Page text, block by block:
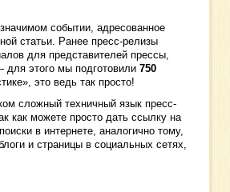
событии, адресованное
статьи. Ранее пресс-релизы
для представителей прессы,
этого мы подготовили 750
это ведь так просто!
сложный техничный язык пресс-
как можете просто дать ссылку на
в интернете, аналогично тому,
и страницы в социальных сетях,